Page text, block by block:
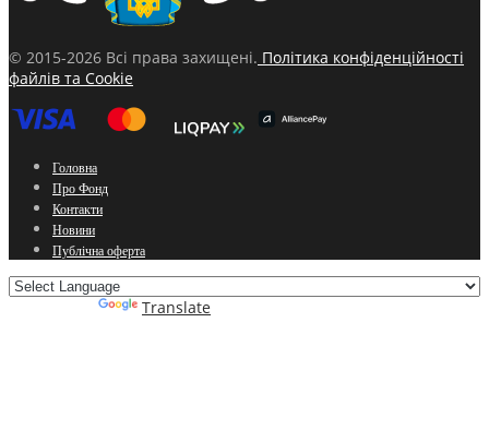
© 2015-2026 Всі права захищені. Політика конфіденційності
файлів та Cookie
Головна
Про Фонд
Контакти
Новини
Публічна оферта
Translate